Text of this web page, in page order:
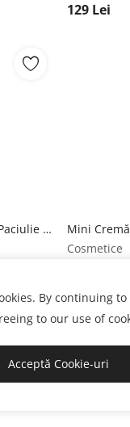
129 Lei
Cremă de corp PET Paciulie - Lavandă - Vanilie SABON
Cosmetice
59 Lei
By continuing
to our use of
Acceptă Cookie-uri